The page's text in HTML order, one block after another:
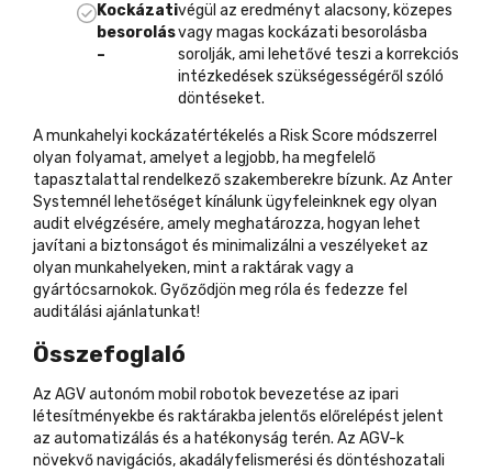
Kockázati
besorolás
–
végül az eredményt alacsony, közepes
vagy magas kockázati besorolásba
sorolják, ami lehetővé teszi a korrekciós
intézkedések szükségességéről szóló
döntéseket.
A munkahelyi kockázatértékelés a Risk Score módszerrel
olyan folyamat, amelyet a legjobb, ha megfelelő
tapasztalattal rendelkező szakemberekre bízunk. Az Anter
Systemnél lehetőséget kínálunk ügyfeleinknek egy olyan
audit elvégzésére, amely meghatározza, hogyan lehet
javítani a biztonságot és minimalizálni a veszélyeket az
olyan munkahelyeken, mint a raktárak vagy a
gyártócsarnokok. Győződjön meg róla és fedezze fel
auditálási ajánlatunkat!
Összefoglaló
Az AGV autonóm mobil robotok bevezetése az ipari
létesítményekbe és raktárakba jelentős előrelépést jelent
az automatizálás és a hatékonyság terén. Az AGV-k
növekvő navigációs, akadályfelismerési és döntéshozatali